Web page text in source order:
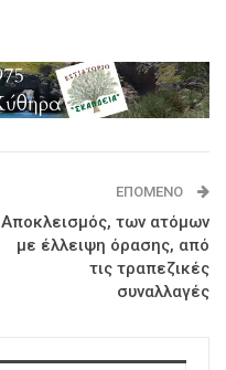
ΕΠΌΜΕΝΟ
Αποκλεισμός, των ατόμων
με έλλειψη όρασης, από
τις τραπεζικές
συναλλαγές